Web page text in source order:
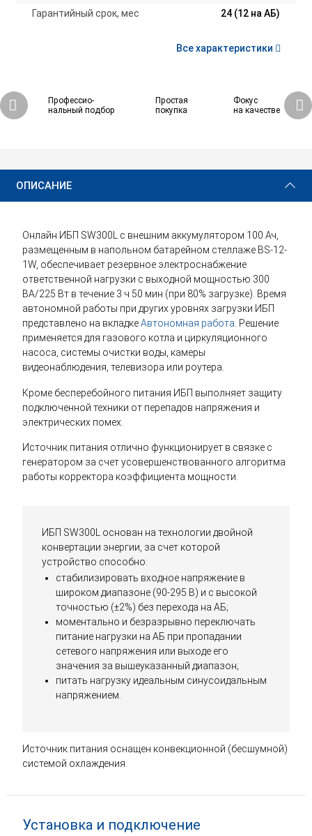
Гарантийный срок, мес
24 (12 на АБ)
Все характеристики
Профессио-
нальный подбор
Простая
покупка
Фокус
на качестве
55 230 ₽ Купить
ОПИСАНИЕ
Онлайн ИБП SW300L с внешним аккумулятором 100 Ач,
размещенным в напольном батарейном стеллаже BS-12-
1W, обеспечивает резервное электроснабжение
ответственной нагрузки с выходной мощностью 300
ВА/225 Вт в течение 3 ч 50 мин (при 80% загрузке). Время
автономной работы при других уровнях загрузки ИБП
представлено на вкладкеАвтономная работа. Решение
применяется для газового котла и циркуляционного
насоса, системы очистки воды, камеры
видеонаблюдения, телевизора или роутера.
Кроме бесперебойного питания ИБП выполняет защиту
подключенной техники от перепадов напряжения и
электрических помех.
Источник питания отлично функционирует в связке с
генератором за счет усовершенствованного алгоритма
работы корректора коэффициента мощности.
ИБП SW300L основан на технологии двойной
конвертации энергии, за счет которой
устройство способно:
стабилизировать входное напряжение в
широком диапазоне (90-295 В) и с высокой
точностью (±2%) без перехода на АБ;
моментально и безразрывно переключать
питание нагрузки на АБ при пропадании
сетевого напряжения или выходе его
значения за вышеуказанный диапазон;
питать нагрузку идеальным синусоидальным
напряжением.
Источник питания оснащен конвекционной (бесшумной)
системой охлаждения.
Установка и подключение